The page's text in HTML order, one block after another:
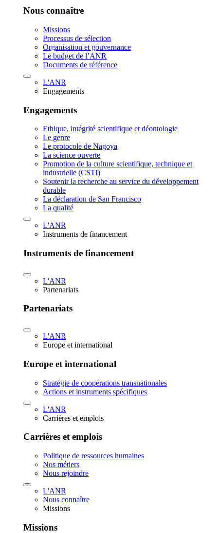
Nous connaître
Missions
Processus de sélection
Organisation et gouvernance
Le budget de l’ANR
Documents de référence
L'ANR
Engagements
Engagements
Ethique, intégrité scientifique et déontologie
Le genre
Le protocole de Nagoya
La science ouverte
Promotion de la culture scientifique, technique et
industrielle (CSTI)
Soutenir la recherche au service du développement
durable
La déclaration de San Francisco
La qualité
L'ANR
Instruments de financement
Instruments de financement
L'ANR
Partenariats
Partenariats
L'ANR
Europe et international
Europe et international
Stratégie de coopérations transnationales
Actions et instruments spécifiques
L'ANR
Carrières et emplois
Carrières et emplois
Politique de ressources humaines
Nos métiers
Nous rejoindre
L'ANR
Nous connaître
Missions
Missions